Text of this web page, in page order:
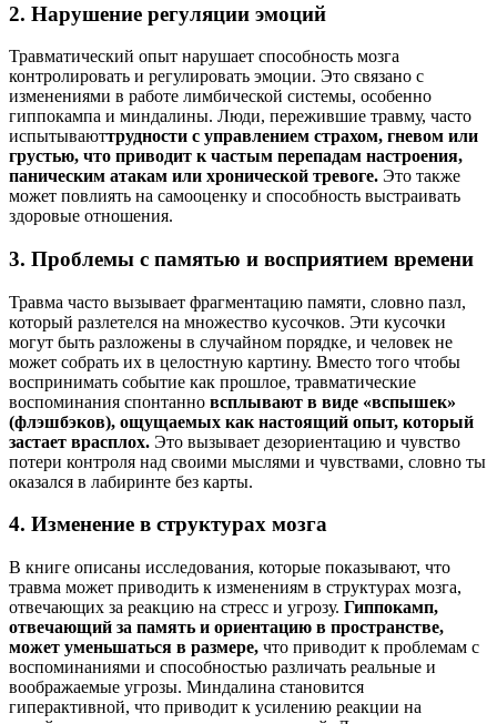
2. Нарушение регуляции эмоций
Травматический опыт нарушает способность мозга
контролировать и регулировать эмоции. Это связано с
изменениями в работе лимбической системы, особенно
гиппокампа и миндалины. Люди, пережившие травму, часто
испытываюттрудности с управлением страхом, гневом или
грустью, что приводит к частым перепадам настроения,
паническим атакам или хронической тревоге. Это также
может повлиять на самооценку и способность выстраивать
здоровые отношения.
3. Проблемы с памятью и восприятием времени
Травма часто вызывает фрагментацию памяти, словно пазл,
который разлетелся на множество кусочков. Эти кусочки
могут быть разложены в случайном порядке, и человек не
может собрать их в целостную картину. Вместо того чтобы
воспринимать событие как прошлое, травматические
воспоминания спонтанно всплывают в виде «вспышек»
(флэшбэков), ощущаемых как настоящий опыт, который
застает врасплох. Это вызывает дезориентацию и чувство
потери контроля над своими мыслями и чувствами, словно ты
оказался в лабиринте без карты.
4. Изменение в структурах мозга
В книге описаны исследования, которые показывают, что
травма может приводить к изменениям в структурах мозга,
отвечающих за реакцию на стресс и угрозу. Гиппокамп,
отвечающий за память и ориентацию в пространстве,
может уменьшаться в размере, что приводит к проблемам с
воспоминаниями и способностью различать реальные и
воображаемые угрозы. Миндалина становится
гиперактивной, что приводит к усилению реакции на